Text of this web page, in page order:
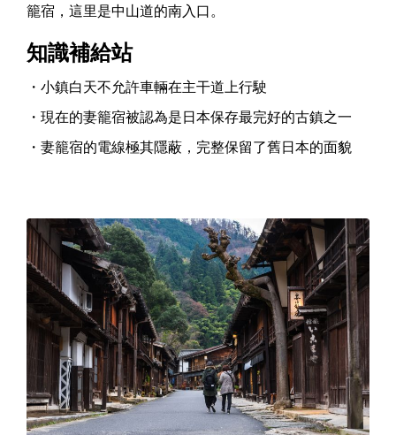
籠宿，這里是中山道的南入口。
知識補給站
小鎮白天不允許車輛在主干道上行駛
現在的妻籠宿被認為是日本保存最完好的古鎮之一
妻籠宿的電線極其隱蔽，完整保留了舊日本的面貌